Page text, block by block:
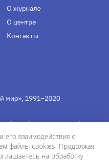
О журнале
О центре
Контакты
мир», 1991–2020
службы по надзору в сфере
и массовых
массовой информации
75754 от 13 июня 2019 г.
его взаимодействия с
файлы cookies. Продолжая
на обработку